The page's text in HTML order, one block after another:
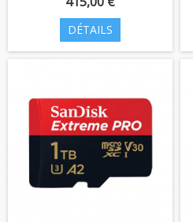
DÉTAILS